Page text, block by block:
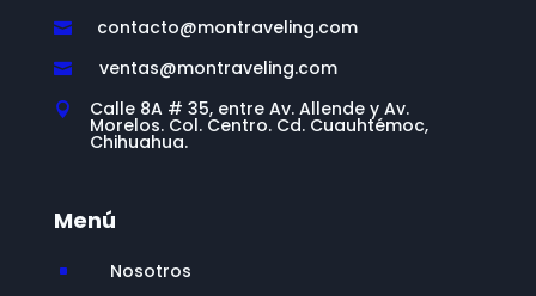
 contacto@montraveling.com
 ventas@montraveling.com
 Calle 8A # 35, entre Av. Allende y Av.
Morelos. Col. Centro. Cd. Cuauhtémoc,
Chihuahua.
Menú
^ Nosotros